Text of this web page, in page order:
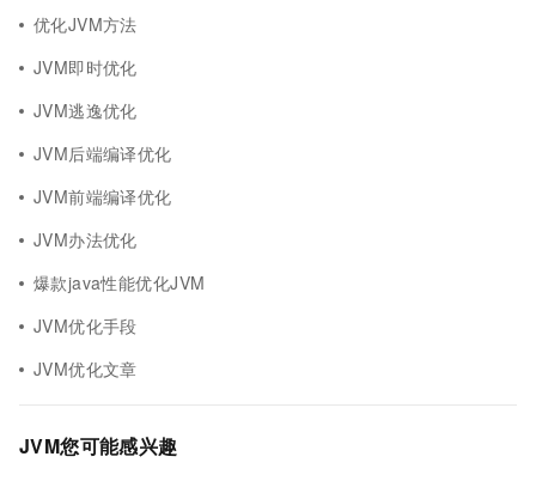
优化JVM方法
JVM即时优化
JVM逃逸优化
JVM后端编译优化
JVM前端编译优化
JVM办法优化
爆款java性能优化JVM
JVM优化手段
JVM优化文章
JVM您可能感兴趣